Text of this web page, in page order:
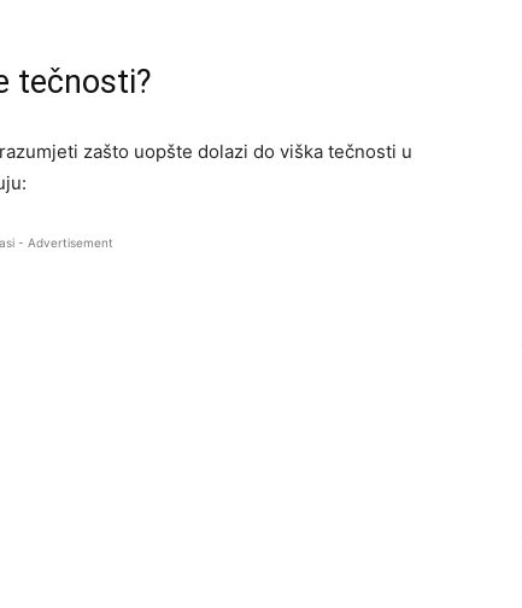
tečnosti?
zašto uopšte dolazi do viška tečnosti u
- Advertisement